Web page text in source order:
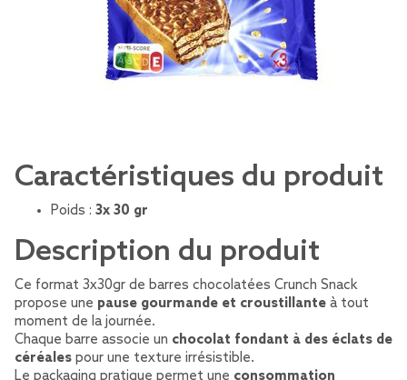
Caractéristiques du produit
Poids : 3x 30 gr
Description du produit
Ce format 3x30gr de barres chocolatées Crunch Snack
propose une pause gourmande et croustillante à tout
moment de la journée.
Chaque barre associe un chocolat fondant à des éclats de
céréales pour une texture irrésistible.
Le packaging pratique permet une consommation